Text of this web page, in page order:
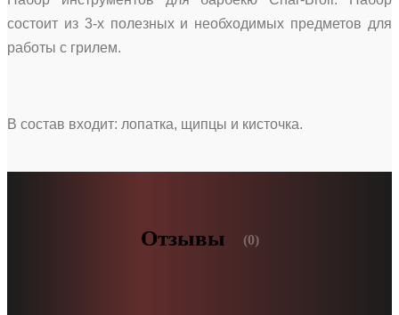
состоит из 3-х полезных и необходимых предметов для
работы с грилем.
В состав входит: лопатка, щипцы и кисточка.
Отзывы (0)